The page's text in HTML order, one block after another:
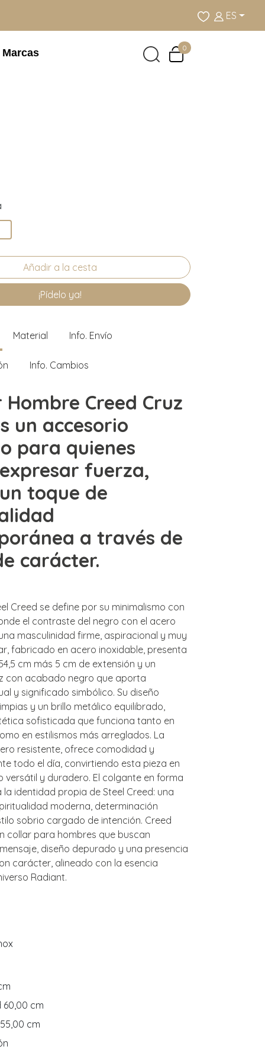
ES
Marcas 0
¡Pídelo ya!
Material Info. Envío
Info. Cambios
Hombre Creed Cruz
un accesorio
para quienes
fuerza,
toque de
a través de
carácter.
Creed se define por su minimalismo con
el contraste del negro con el acero
masculinidad firme, aspiracional y muy
fabricado en acero inoxidable, presenta
cm más 5 cm de extensión y un
con acabado negro que aporta
y significado simbólico. Su diseño
y un brillo metálico equilibrado,
sofisticada que funciona tanto en
en estilismos más arreglados. La
resistente, ofrece comodidad y
todo el día, convirtiendo esta pieza en
versátil y duradero. El colgante en forma
la identidad propia de Steel Creed: una
moderna, determinación
sobrio cargado de intención. Creed
collar para hombres que buscan
diseño depurado y una presencia
carácter, alineado con la esencia
Radiant.
60,00 cm
cm